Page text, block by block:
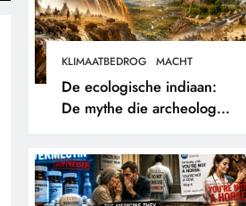
KLIMAATBEDROG MACHT
De ecologische indiaan:
De mythe die archeologen